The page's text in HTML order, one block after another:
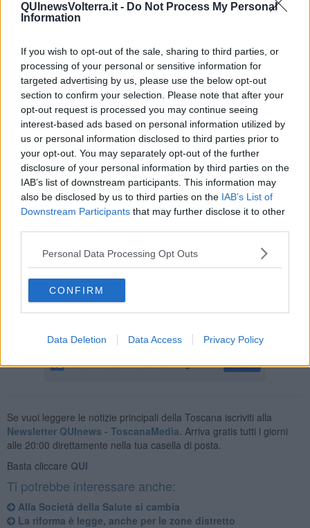
QUInewsVolterra.it - Do Not Process My Personal
Information
If you wish to opt-out of the sale, sharing to third parties, or
processing of your personal or sensitive information for
targeted advertising by us, please use the below opt-out
section to confirm your selection. Please note that after your
opt-out request is processed you may continue seeing
interest-based ads based on personal information utilized by
us or personal information disclosed to third parties prior to
your opt-out. You may separately opt-out of the further
disclosure of your personal information by third parties on the
IAB’s list of downstream participants. This information may
also be disclosed by us to third parties on the IAB’s List of
Downstream Participants that may further disclose it to other
Personal Data Processing Opt Outs
CONFIRM
Data Deletion Data Access Privacy Policy
variazioni degli orari di apertura nei distretti sanitari della Usl
PONTEDERA —L' Azienda USL 5 informa l' utenza che nel
periodo delle feste natalizie, dal 24 dicembre 2015al 5 gennaio
2016,gli orari di apertura al pubblico degli uffici
amministrativi, CUP e prelievi di sangue nei distretti potranno
subire alcune variazioni.
L'azienda sanitaria invita quindi gli utenti a consultarei cartelli
informativi affissi presso le sedi distrettuali sul territorio di
competenza.
Inoltre nei giorni 24 e 31 Dicembre, il call center vaccinazioni
(800177744) sarà attivo solo la mattina dalle 8.30 alle 13.00.
La Usl, infine, informa che a Pisa i distretti territoriali di San Marco e
Se vuoi leggere le notizie principali della Toscana iscriviti alla
Newsletter QUInews - ToscanaMedia. Arriva gratis tutti i giorni
alle 20:00 direttamente nella tua casella di posta.
Basta cliccare QUI
Ti potrebbe interessare anche:
Alla Società della Salute si cambia
La riforma è legge, anche per le zone distretto